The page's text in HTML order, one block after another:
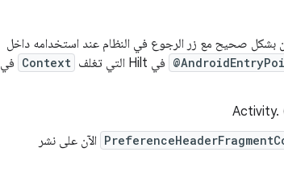
بشكل صحيح مع زر الرجوع في النظام عند استخدامه داخل
في Hilt التي تغلف Context في
الآن على نشر